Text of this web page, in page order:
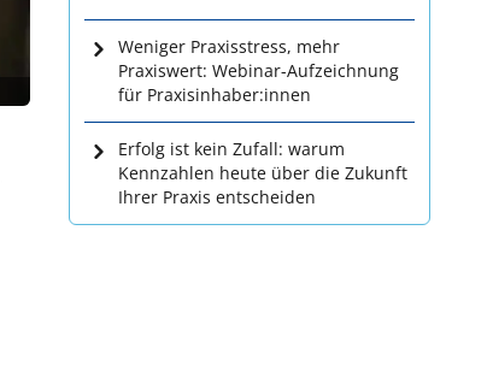
Weniger Praxisstress, mehr
Praxiswert: Webinar-Aufzeichnung
für Praxisinhaber:innen
Erfolg ist kein Zufall: warum
Kennzahlen heute über die Zukunft
Ihrer Praxis entscheiden